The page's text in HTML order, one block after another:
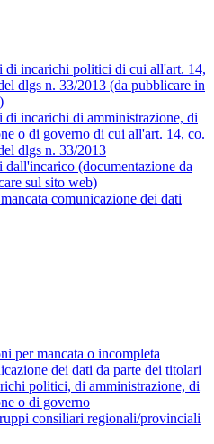
di incarichi politici di cui all'art. 14,
dlgs n. 33/2013 (da pubblicare in
di incarichi di amministrazione, di
o di governo di cui all'art. 14, co.
dlgs n. 33/2013
dall'incarico (documentazione da
sul sito web)
comunicazione dei dati
per mancata o incompleta
dei dati da parte dei titolari
politici, di amministrazione, di
o di governo
consiliari regionali/provinciali